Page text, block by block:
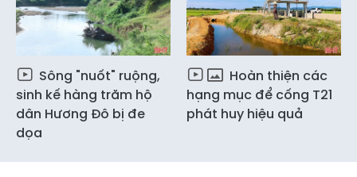
Sông "nuốt" ruộng,
sinh kế hàng trăm hộ
dân Hương Đô bị đe
dọa
Hoàn thiện các
hạng mục để cống T21
phát huy hiệu quả